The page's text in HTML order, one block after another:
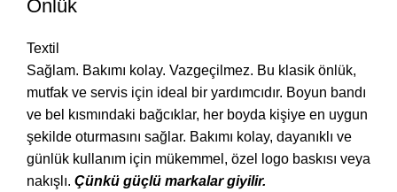
Önlük
Textil
Sağlam. Bakımı kolay. Vazgeçilmez. Bu klasik önlük,
mutfak ve servis için ideal bir yardımcıdır. Boyun bandı
ve bel kısmındaki bağcıklar, her boyda kişiye en uygun
şekilde oturmasını sağlar. Bakımı kolay, dayanıklı ve
günlük kullanım için mükemmel, özel logo baskısı veya
nakışlı. Çünkü güçlü markalar giyilir.